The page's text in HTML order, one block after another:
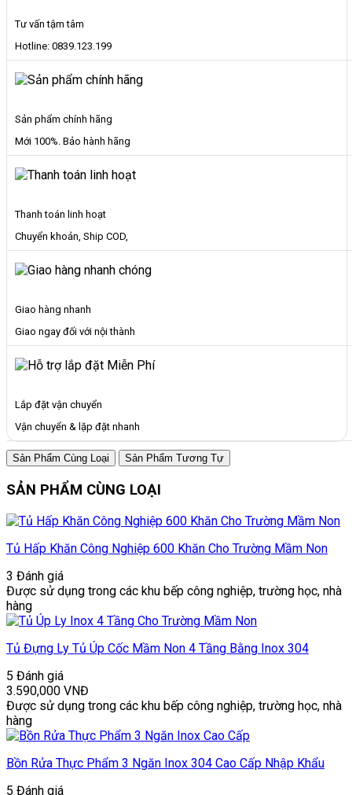
Tư vấn tậm tâm
Hotline: 0839.123.199
Sản phẩm chính hãng
Mới 100%. Bảo hành hãng
Thanh toán linh hoạt
Chuyển khoản, Ship COD,
Giao hàng nhanh
Giao ngay đối với nội thành
Lắp đặt vận chuyển
Vận chuyển & lặp đặt nhanh
Sản Phẩm Cùng Loại Sản Phẩm Tương Tự
SẢN PHẨM CÙNG LOẠI
Tủ Hấp Khăn Công Nghiệp 600 Khăn Cho Trường Mầm Non
3 Đánh giá
Được sử dụng trong các khu bếp công nghiệp, trường học, nhà
hàng
Tủ Đựng Ly Tủ Úp Cốc Mầm Non 4 Tầng Bằng Inox 304
5 Đánh giá
3.590,000 VNĐ
Được sử dụng trong các khu bếp công nghiệp, trường học, nhà
hàng
Bồn Rửa Thực Phẩm 3 Ngăn Inox 304 Cao Cấp Nhập Khẩu
5 Đánh giá